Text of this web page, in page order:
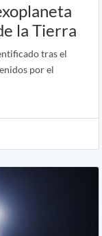
la Tierra
tras el
por el